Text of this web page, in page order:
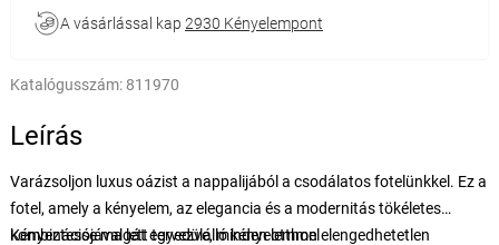
A vásárlással kap 2930 Kényelempont
Katalógusszám: 811970
Leírás
Varázsoljon luxus oázist a nappalijából a csodálatos fotelünkkel. Ez a
fotel, amely a kényelem, az elegancia és a modernitás tökéletes
kombinációjával lett tervezve, minden otthon elengedhetetlen
Kényeztesse magát egyedülálló kényelemmel